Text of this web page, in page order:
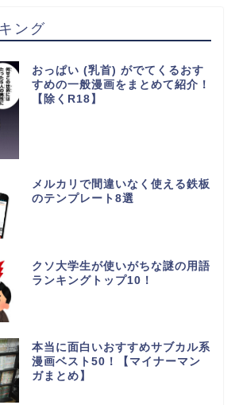
ング
おっぱい (乳首) がでてくるおす
すめの一般漫画をまとめて紹介！
【除くR18】
メルカリで間違いなく使える鉄板
のテンプレート8選
クソ大学生が使いがちな謎の用語
ランキングトップ10！
本当に面白いおすすめサブカル系
漫画ベスト50！【マイナーマン
ガまとめ】